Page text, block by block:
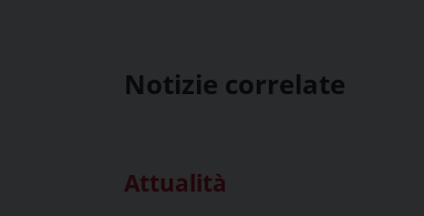
Notizie correlate
Attualità